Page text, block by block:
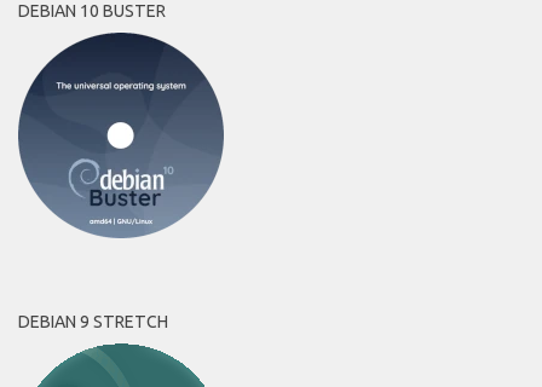
DEBIAN 10 BUSTER
DEBIAN 9 STRETCH